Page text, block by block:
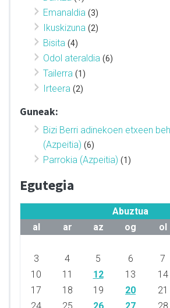
Emanaldia (3)
Ikuskizuna (2)
Bisita (4)
Odol ateraldia (6)
Tailerra (1)
Irteera (2)
Guneak:
Bizi Berri adinekoen etxeen
(Azpeitia) (6)
Parrokia (Azpeitia) (1)
Egutegia
Abuztua
al
ar az og ol
3
4 5 6 7
10
11 12 13 14
17
18 19 20 21